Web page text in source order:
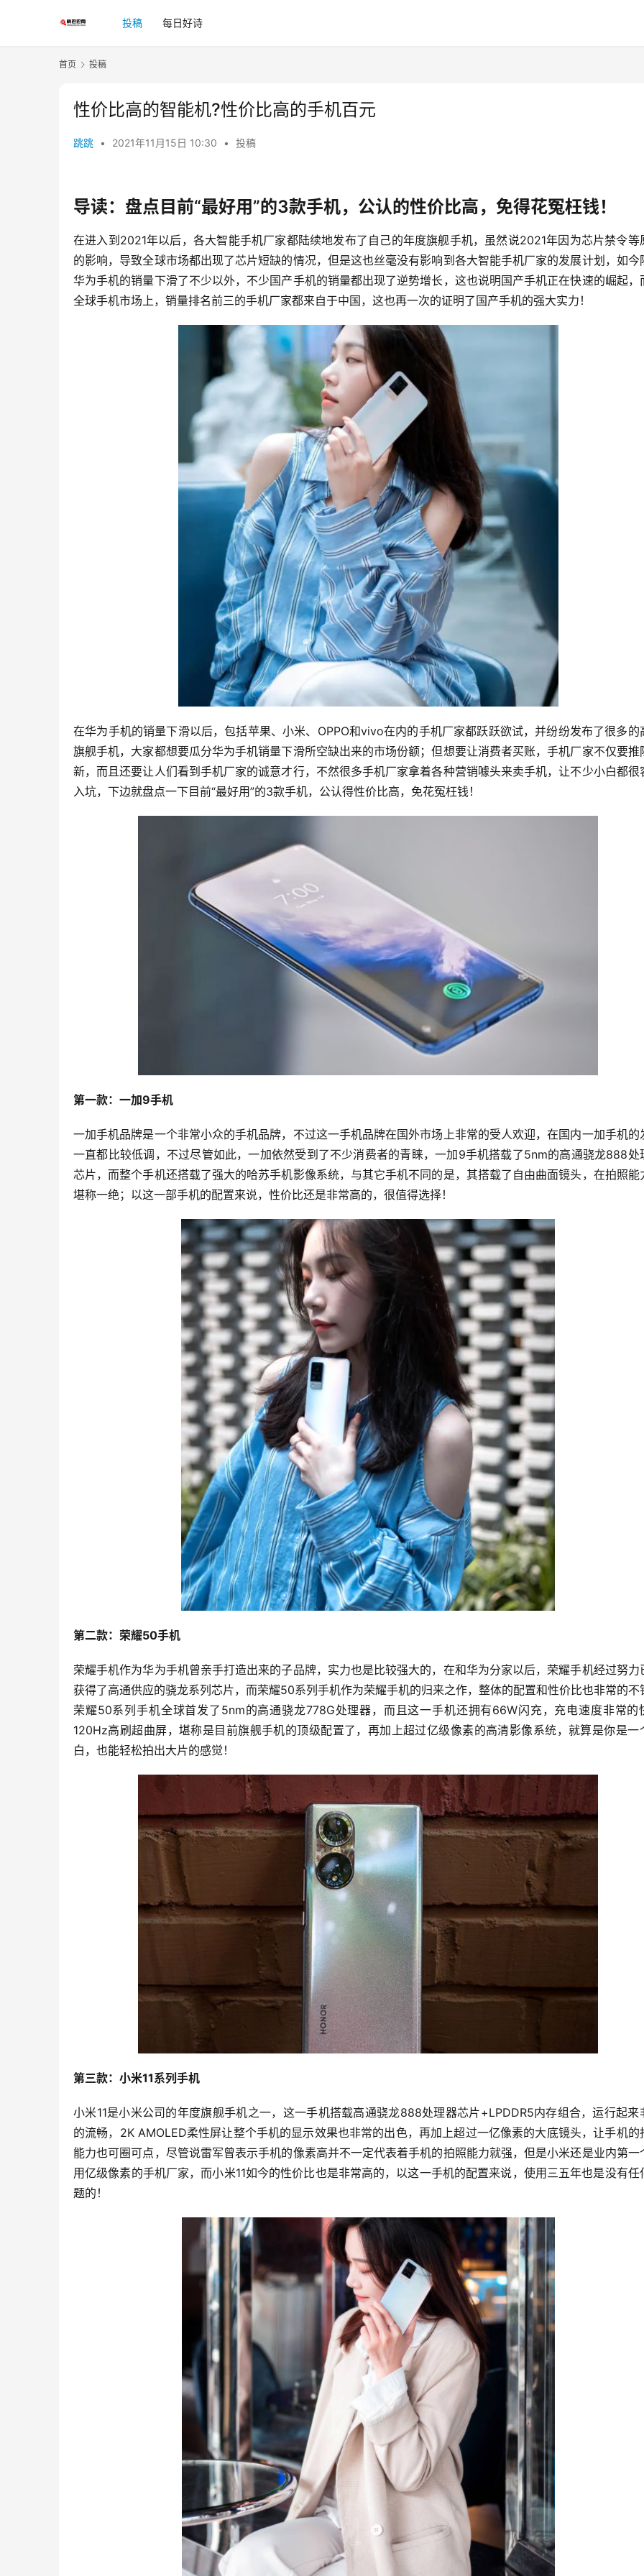
投稿 每日好诗
首页 投稿
性价比高的智能机?性价比高的手机百元
跳跳 • 2021年11月15日 10:30 • 投稿
导读：盘点目前“最好用”的3款手机，公认的性价比高，免得花冤枉钱！
在进入到2021年以后，各大智能手机厂家都陆续地发布了自己的年度旗舰手机，虽然说2021年因为芯片禁令等
的影响，导致全球市场都出现了芯片短缺的情况，但是这也丝毫没有影响到各大智能手机厂家的发展计划，如今
华为手机的销量下滑了不少以外，不少国产手机的销量都出现了逆势增长，这也说明国产手机正在快速的崛起，
全球手机市场上，销量排名前三的手机厂家都来自于中国，这也再一次的证明了国产手机的强大实力！
在华为手机的销量下滑以后，包括苹果、小米、OPPO和vivo在内的手机厂家都跃跃欲试，并纷纷发布了很多的
旗舰手机，大家都想要瓜分华为手机销量下滑所空缺出来的市场份额；但想要让消费者买账，手机厂家不仅要推
新，而且还要让人们看到手机厂家的诚意才行，不然很多手机厂家拿着各种营销噱头来卖手机，让不少小白都很
入坑，下边就盘点一下目前“最好用”的3款手机，公认得性价比高，免花冤枉钱！
第一款：一加9手机
一加手机品牌是一个非常小众的手机品牌，不过这一手机品牌在国外市场上非常的受人欢迎，在国内一加手机的
一直都比较低调，不过尽管如此，一加依然受到了不少消费者的青睐，一加9手机搭载了5nm的高通骁龙888处
芯片，而整个手机还搭载了强大的哈苏手机影像系统，与其它手机不同的是，其搭载了自由曲面镜头，在拍照能
堪称一绝；以这一部手机的配置来说，性价比还是非常高的，很值得选择！
第二款：荣耀50手机
荣耀手机作为华为手机曾亲手打造出来的子品牌，实力也是比较强大的，在和华为分家以后，荣耀手机经过努力
获得了高通供应的骁龙系列芯片，而荣耀50系列手机作为荣耀手机的归来之作，整体的配置和性价比也非常的不
荣耀50系列手机全球首发了5nm的高通骁龙778G处理器，而且这一手机还拥有66W闪充，充电速度非常的
120Hz高刷超曲屏，堪称是目前旗舰手机的顶级配置了，再加上超过亿级像素的高清影像系统，就算是你是一
白，也能轻松拍出大片的感觉！
第三款：小米11系列手机
小米11是小米公司的年度旗舰手机之一，这一手机搭载高通骁龙888处理器芯片+LPDDR5内存组合，运行起来
的流畅，2K AMOLED柔性屏让整个手机的显示效果也非常的出色，再加上超过一亿像素的大底镜头，让手机的
能力也可圈可点，尽管说雷军曾表示手机的像素高并不一定代表着手机的拍照能力就强，但是小米还是业内第一
用亿级像素的手机厂家，而小米11如今的性价比也是非常高的，以这一手机的配置来说，使用三五年也是没有任
题的！